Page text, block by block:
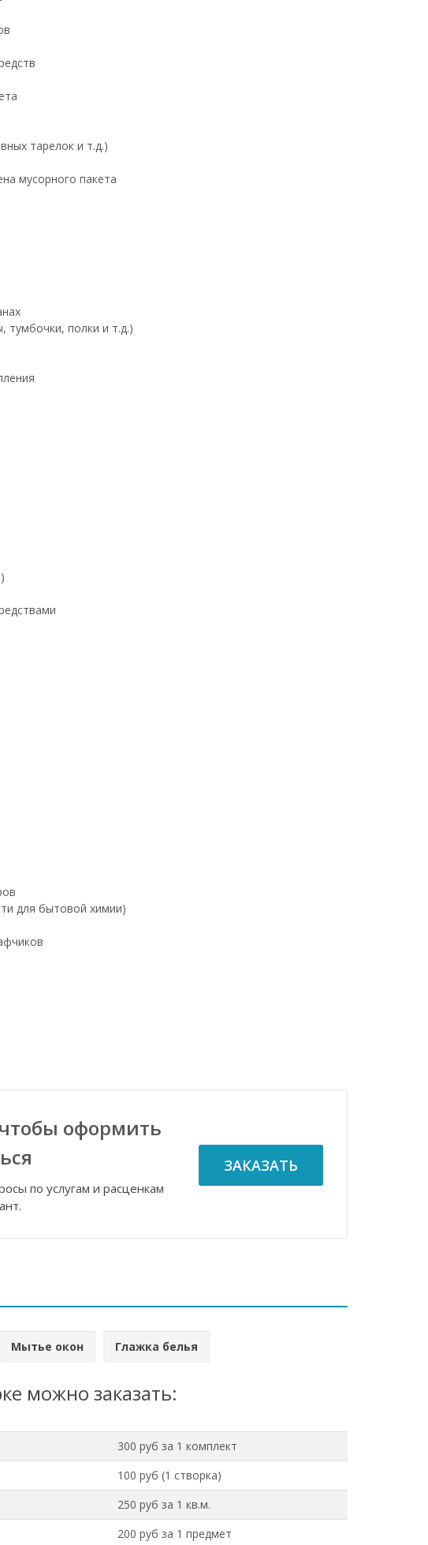
тарелок и т.д.)
мусорного пакета
тумбочки, полки и т.д.)
для бытовой химии)
чтобы оформить
по услугам и расценкам
ЗАКАЗАТЬ
Мытье окон Глажка белья
можно заказать:
300 руб за 1 комплект
100 руб (1 створка)
250 руб за 1 кв.м.
200 руб за 1 предмет